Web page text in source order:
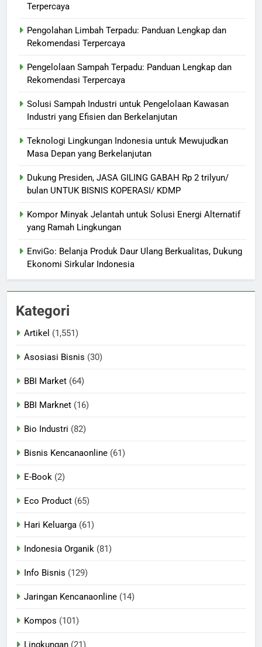
Terpercaya
Pengolahan Limbah Terpadu: Panduan Lengkap dan
Rekomendasi Terpercaya
Pengelolaan Sampah Terpadu: Panduan Lengkap dan
Rekomendasi Terpercaya
Solusi Sampah Industri untuk Pengelolaan Kawasan
Industri yang Efisien dan Berkelanjutan
Teknologi Lingkungan Indonesia untuk Mewujudkan
Masa Depan yang Berkelanjutan
Dukung Presiden, JASA GILING GABAH Rp 2 trilyun/
bulan UNTUK BISNIS KOPERASI/ KDMP
Kompor Minyak Jelantah untuk Solusi Energi Alternatif
yang Ramah Lingkungan
EnviGo: Belanja Produk Daur Ulang Berkualitas, Dukung
Ekonomi Sirkular Indonesia
Kategori
Artikel (1,551)
Asosiasi Bisnis (30)
BBI Market (64)
BBI Marknet (16)
Bio Industri (82)
Bisnis Kencanaonline (61)
E-Book (2)
Eco Product (65)
Hari Keluarga (61)
Indonesia Organik (81)
Info Bisnis (129)
Jaringan Kencanaonline (14)
Kompos (101)
Lingkungan (21)